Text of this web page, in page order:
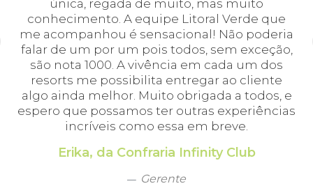
única, regada de muito, mas muito
conhecimento. A equipe Litoral Verde que
me acompanhou é sensacional! Não poderia
falar de um por um pois todos, sem exceção,
são nota 1000. A vivência em cada um dos
resorts me possibilita entregar ao cliente
algo ainda melhor. Muito obrigada a todos, e
espero que possamos ter outras experiências
incríveis como essa em breve.
Erika, da Confraria Infinity Club
Gerente